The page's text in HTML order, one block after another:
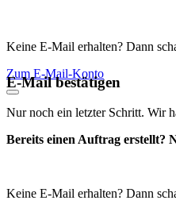
Keine E-Mail erhalten? Dann
Zum E-Mail-Konto
E-Mail bestätigen
Nur noch ein letzter Schritt. Wir
Bereits einen Auftrag erstellt?
Keine E-Mail erhalten? Dann